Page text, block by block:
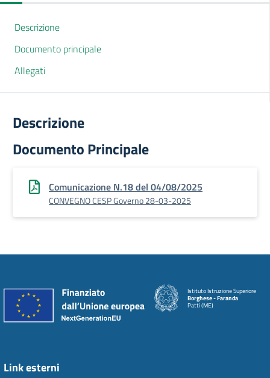
Descrizione
Documento principale
Allegati
Descrizione
Documento Principale
Comunicazione N.18 del 04/08/2025
CONVEGNO CESP Governo 28-03-2025
Istituto Istruzione Superiore
Borghese - Faranda
Patti (ME)
Link esterni